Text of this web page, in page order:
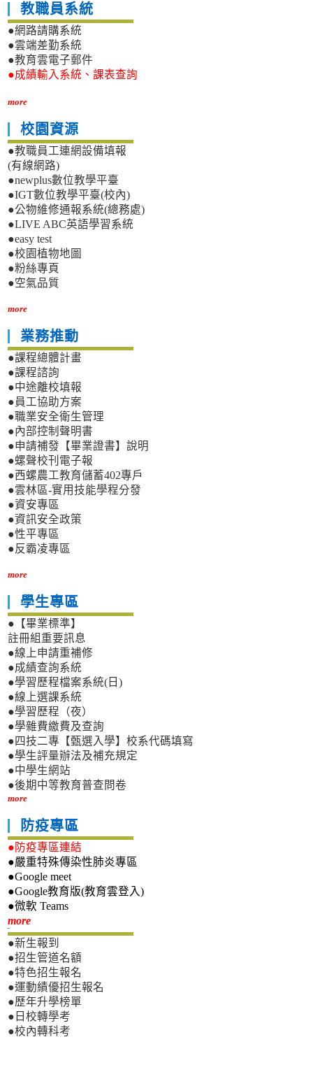
教職員系統
●網路請購系統
●雲端差勤系統
●教育雲電子郵件
●成績輸入系統、課表查詢
more
校園資源
●教職員工連網設備填報
(有線網路)
●newplus數位教學平臺
●IGT數位教學平臺(校內)
●公物維修通報系統(總務處)
●LIVE ABC英語學習系統
●easy test
●校園植物地圖
●粉絲專頁
●空氣品質
more
業務推動
●課程總體計畫
●課程諮詢
●中途離校填報
●員工協助方案
●職業安全衛生管理
●內部控制聲明書
●申請補發【畢業證書】說明
●螺聲校刊電子報
●西螺農工教育儲蓄402專戶
●雲林區-實用技能學程分發
●資安專區
●資訊安全政策
●性平專區
●反霸凌專區
more
學生專區
●【畢業標準】
註冊組重要訊息
●線上申請重補修
●成績查詢系統
●學習歷程檔案系統(日)
●線上選課系統
●學習歷程（夜）
●學雜費繳費及查詢
●四技二專【甄選入學】校系代碼填寫
●學生評量辦法及補充規定
●中學生網站
●後期中等教育普查問卷
more
防疫專區
●防疫專區連結
●嚴重特殊傳染性肺炎專區
●Google meet
●Google教育版(教育雲登入)
●微軟 Teams
more新生專區
●新生報到
●招生管道名額
●特色招生報名
●運動績優招生報名
●歷年升學榜單
●日校轉學考
●校內轉科考